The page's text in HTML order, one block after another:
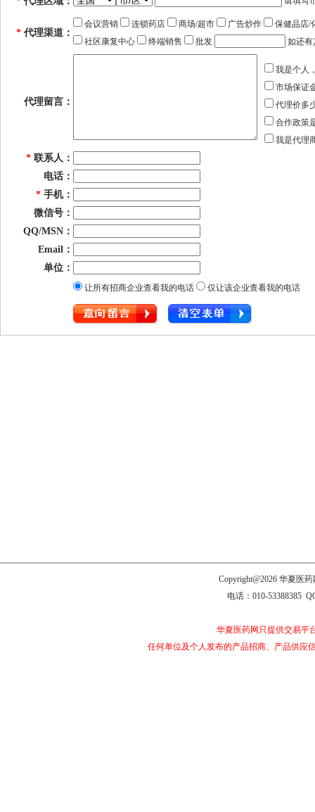
* 代理渠道：
会议营销 连锁药店 商场/超市 广告炒作
保健品店/
社区康复中心
终端销售 批发 如还有
代理留言：
我是个人
市场保证
代理价多
合作政策
我是代理
* 联系人：
电话：
* 手机：
微信号：
QQ/MSN：
Email：
单位：
让所有招商企业查看我的电话 仅让该企业查看我的电话
Copyright@2026 华夏医
电话：010-53388385
华夏医药网只提供交易平
任何单位及个人发布的产品招商、产品供应